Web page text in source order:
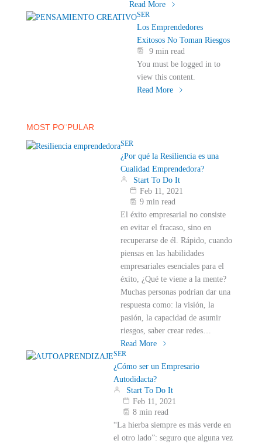
Read More
SER
Los Emprendedores
Exitosos No Toman Riesgos
9 min read
You must be logged in to
view this content.
Read More
MOST PO¨PULAR
SER
¿Por qué la Resiliencia es una
Cualidad Emprendedora?
Start To Do It
Feb 11, 2021
9 min read
El éxito empresarial no consiste
en evitar el fracaso, sino en
recuperarse de él. Rápido, cuando
piensas en las habilidades
empresariales esenciales para el
éxito, ¿Qué te viene a la mente?
Muchas personas podrían dar una
respuesta como: la visión, la
pasión, la capacidad de asumir
riesgos, saber crear redes…
Read More
SER
¿Cómo ser un Empresario
Autodidacta?
Start To Do It
Feb 11, 2021
8 min read
“La hierba siempre es más verde en
el otro lado”: seguro que alguna vez